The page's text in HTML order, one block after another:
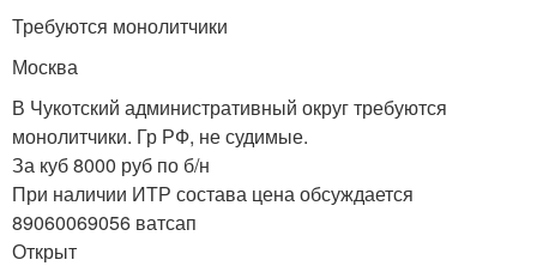
Требуются монолитчики
Москва
В Чукотский административный округ требуются
монолитчики. Гр РФ, не судимые.
За куб 8000 руб по б/н
При наличии ИТР состава цена обсуждается
89060069056 ватсап
Открыт